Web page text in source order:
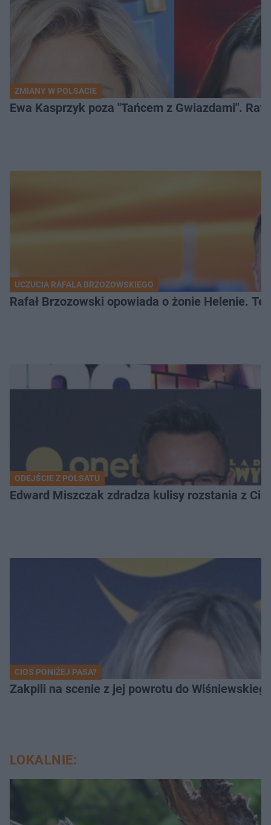
ZMIANY W POLSACIE
Ewa Kasprzyk poza "Tańcem z Gwiazdami".
UCZUCIA RAFAŁA BRZOZOWSKIEGO
Rafał Brzozowski opowiada o żonie Helenie. Te
ODEJŚCIE Z POLSATU
Edward Miszczak zdradza kulisy rozstania z
CIOS PONIŻEJ PASA?
Zakpili na scenie z jej powrotu do
LOKALNIE: